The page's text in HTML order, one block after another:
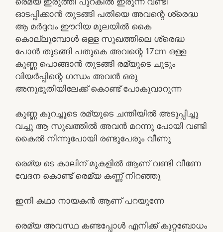
ഓടപ്പിക്കാൻ തുടങ്ങി പതിയെ അവന്റെ ശ്രെദ്ധ
ആ മർദ്ദവം ഈറിയ മുലയിൽ കൈ
കൊല്ലുമ്പോൾ ഒള്ള സുഖത്തിലെ ശ്രെദ്ധ
പോൻ തുടങ്ങി പതുകെ അവന്റെ 17cm ഒള്ള
കുണ്ണ പൊങ്ങാൻ തുടങ്ങി രമ്യുടെ ചൂടും
വിയർപ്പിന്റെ ഗന്ധം അവൻ ഒരു
അനുഭൂതിയിലേക്ക് കൊണ്ട് പോകുവാറുന്ന
കുണ്ണ കുറച്ചൂടെ രമ്യുടെ ചന്തിയിൽ അടുപ്പിച്ചു
വച്ചു ആ സുഖത്തിൽ അവൻ മറന്നു പോയി വണ്ടി
കൈൽ നിന്നുപോയി രണ്ടുപേരും വീണു
രെമ്യ ടെ കാലിന് മുകളിൽ ആണ് വണ്ടി വീണേ
വേദന കൊണ്ട് രെമ്യ കണ്ണ് നിറഞ്ഞു
ഇനി കഥാ നായകൻ ആണ് പറയുന്നേ
രെമ്യ അവസ്ഥ കണ്ടപ്പോൾ എനിക്ക് കുറ്റബോധം